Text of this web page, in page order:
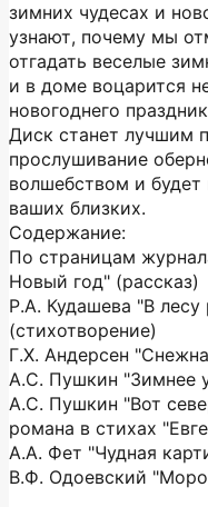
зимних чудесах и
узнают, почему мы
отгадать веселые
и в доме воцарится
новогоднего
Диск станет лучшим
прослушивание
волшебством и будет
ваших близких.
Содержание:
По страницам
Новый год" (рассказ)
Р.А. Кудашева "В лесу
(стихотворение)
Г.Х. Андерсен
А.C. Пушкин "Зимнее
А.С. Пушкин "Вот
романа в стихах
А.А. Фет "Чудная
В.Ф. Одоевский